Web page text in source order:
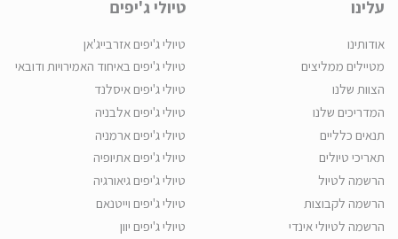
עלינו
אודותינו
מטיילים ממליצים
הצוות שלנו
המדריכים שלנו
תנאים כלליים
תאריכי טיולים
הרשמה לטיול
הרשמה לקבוצות
הרשמה לטיולי אינדי
טיולי ג'יפים
טיולי ג'יפים אזרבייג'אן
טיולי ג'יפים באיחוד האמירויות ודובאי
טיולי ג'יפים איסלנד
טיולי ג'יפים אלבניה
טיולי ג'יפים ארמניה
טיולי ג'יפים אתיופיה
טיולי ג'יפים גיאורגיה
טיולי ג'יפים וייטנאם
טיולי ג'יפים יוון